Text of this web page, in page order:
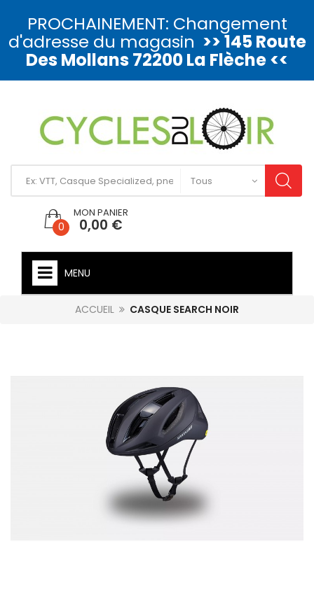
PROCHAINEMENT: Changement
d'adresse du magasin >> 145 Route
Des Mollans 72200 La Flèche <<
0
MON PANIER
0,00 €
MENU
ACCUEIL CASQUE SEARCH NOIR